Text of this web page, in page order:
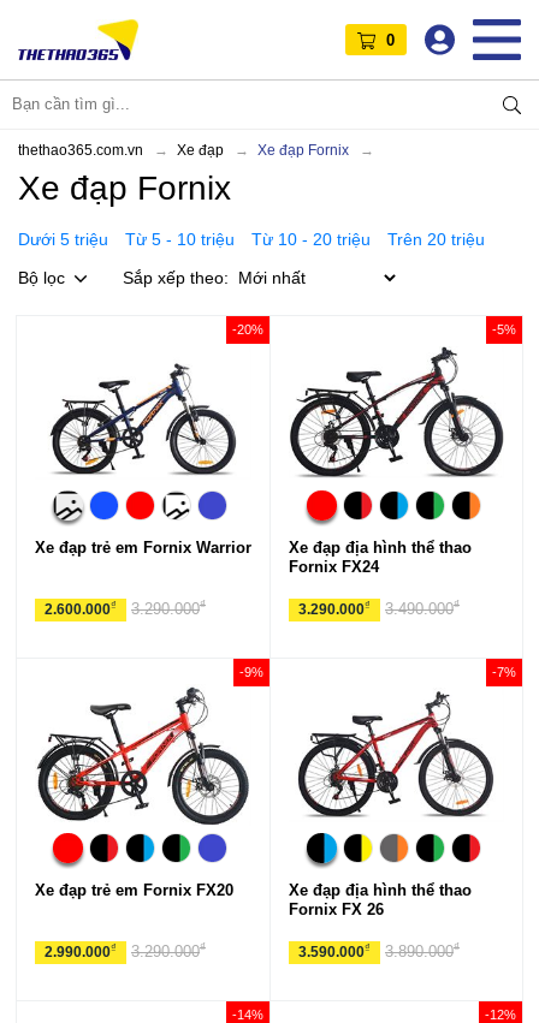
0
thethao365.com.vn Xe đạp Xe đạp Fornix
Xe đạp Fornix
Dưới 5 triệu Từ 5 - 10 triệu Từ 10 - 20 triệu
Trên 20 triệu
Bộ lọc
Sắp xếp theo:
Xe đạp trẻ em Fornix Warrior
2.600.000₫
-20%
3.290.000₫
Xe đạp địa hình thể thao
Fornix FX24
3.290.000₫
-5%
3.490.000₫
Xe đạp trẻ em Fornix FX20
2.990.000₫
-9%
3.290.000₫
Xe đạp địa hình thể thao
Fornix FX 26
3.590.000₫
-7%
3.890.000₫
-14% -12%